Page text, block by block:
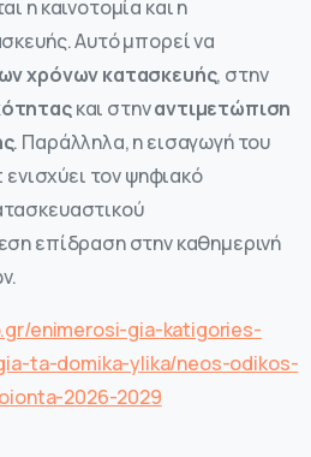
η καινοτομία και η
Αυτό μπορεί να
χρόνων κατασκευής, στην
και στηναντιμετώπιση
. Παράλληλα, η εισαγωγή του
τον ψηφιακό
επίδραση στην καθημερινή
enimerosi-gia-katigories-
ta-domika-ylika/neos-odikos-
2026-2029